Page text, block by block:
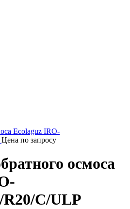
Ecolaguz IRO-
Цена по запросу
осмоса
R20/C/ULP